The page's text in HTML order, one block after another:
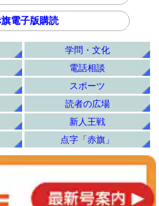
電子版購読
学問・文化
電話相談
スポーツ
読者の広場
新人王戦
点字「赤旗」